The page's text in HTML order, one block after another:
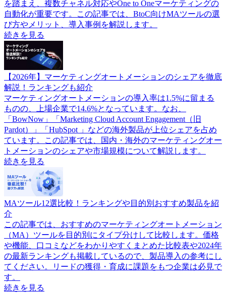
を踏まえ、複数チャネル対応やOne to Oneマーケティングの
自動化が重要です。この記事では、BtoC向けMAツールの選
び方やメリット、導入事例を解説します。
続きを見る
【2026年】マーケティングオートメーションのシェアを徹底
解説！ランキングも紹介
マーケティングオートメーションの導入率は1.5%に留まる
ものの、上場企業で14.6%となっています。なお、
「BowNow」「Marketing Cloud Account Engagement（旧
Pardot）」「HubSpot 」などの海外製品が上位シェアを占め
ています。この記事では、国内・海外のマーケティングオー
トメーションのシェアや市場規模について解説します。
続きを見る
MAツール12選比較！ランキングや目的別おすすめ製品を紹
介
この記事では、おすすめのマーケティングオートメーション
（MA）ツールを目的別にタイプ分けして比較します。価格
や機能、口コミなどをわかりやすくまとめた比較表や2024年
の最新ランキングも掲載しているので、製品導入の参考にし
てください。リードの獲得・育成に課題をもつ企業は必見で
す。
続きを見る